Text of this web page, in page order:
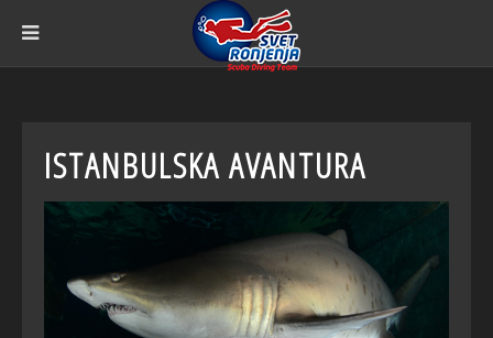
ISTANBULSKA AVANTURA